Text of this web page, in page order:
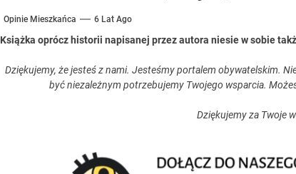
Opinie Mieszkańca 6 Lat Ago
Książka oprócz historii napisanej przez autora niesie w sobie
Dziękujemy, że jesteś z nami. Jesteśmy portalem obywatelskim.
być niezależnym potrzebujemy Twojego wsparcia.
Dziękujemy za Twoje